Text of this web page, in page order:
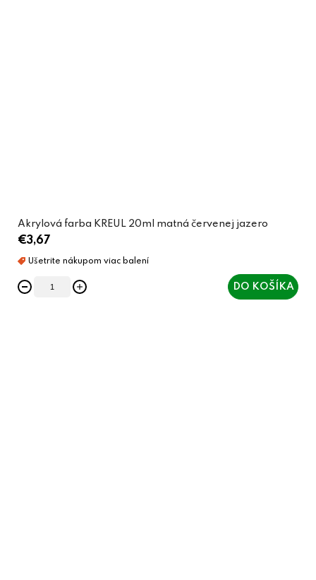
Akrylová farba KREUL 20ml matná červenej jazero
€3,67
DO KOŠÍKA